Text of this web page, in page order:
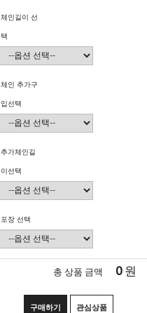
체인길이 선
택
체인 추가구
입선택
추가체인길
이선택
포장 선택
총 상품 금액 0원
구매하기 관심상품